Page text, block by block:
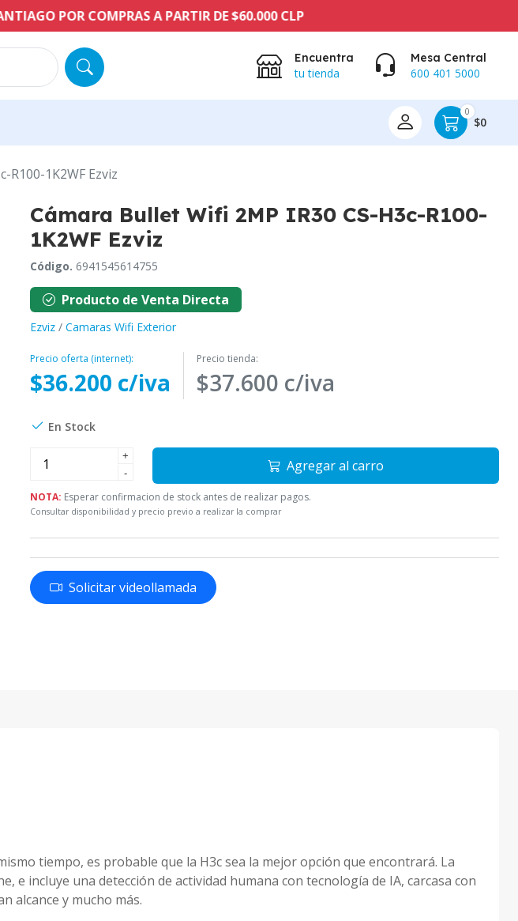
DE $60.000 CLP
Encuentra
tu tienda
Mesa Central
600 401 5000
0
$0
R100-1K2WF Ezviz
Cámara Bullet Wifi 2MP IR30 CS-H3c-R100-
1K2WF Ezviz
Código. 6941545614755
Producto de Venta Directa
Ezviz / Camaras Wifi Exterior
Precio oferta (internet):
$36.200 c/iva
Precio tienda:
$37.600 c/iva
En Stock
+
-
Agregar al carro
NOTA: Esperar confirmacion de stock antes de realizar pagos.
Consultar disponibilidad y precio previo a realizar la comprar
Solicitar videollamada
tiempo, es probable que la H3c sea la mejor opción que encontrará. La
incluye una detección de actividad humana con tecnología de IA, carcasa con
alcance y mucho más.